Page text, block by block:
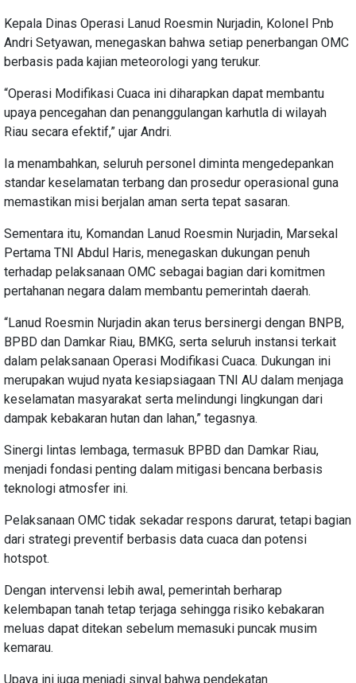
Kepala Dinas Operasi Lanud Roesmin Nurjadin, Kolonel Pnb
Andri Setyawan, menegaskan bahwa setiap penerbangan OMC
berbasis pada kajian meteorologi yang terukur.
“Operasi Modifikasi Cuaca ini diharapkan dapat membantu
upaya pencegahan dan penanggulangan karhutla di wilayah
Riau secara efektif,” ujar Andri.
Ia menambahkan, seluruh personel diminta mengedepankan
standar keselamatan terbang dan prosedur operasional guna
memastikan misi berjalan aman serta tepat sasaran.
Sementara itu, Komandan Lanud Roesmin Nurjadin, Marsekal
Pertama TNI Abdul Haris, menegaskan dukungan penuh
terhadap pelaksanaan OMC sebagai bagian dari komitmen
pertahanan negara dalam membantu pemerintah daerah.
“Lanud Roesmin Nurjadin akan terus bersinergi dengan BNPB,
BPBD dan Damkar Riau, BMKG, serta seluruh instansi terkait
dalam pelaksanaan Operasi Modifikasi Cuaca. Dukungan ini
merupakan wujud nyata kesiapsiagaan TNI AU dalam menjaga
keselamatan masyarakat serta melindungi lingkungan dari
dampak kebakaran hutan dan lahan,” tegasnya.
Sinergi lintas lembaga, termasuk BPBD dan Damkar Riau,
menjadi fondasi penting dalam mitigasi bencana berbasis
teknologi atmosfer ini.
Pelaksanaan OMC tidak sekadar respons darurat, tetapi bagian
dari strategi preventif berbasis data cuaca dan potensi
hotspot.
Dengan intervensi lebih awal, pemerintah berharap
kelembapan tanah tetap terjaga sehingga risiko kebakaran
meluas dapat ditekan sebelum memasuki puncak musim
kemarau.
Upaya ini juga menjadi sinyal bahwa pendekatan